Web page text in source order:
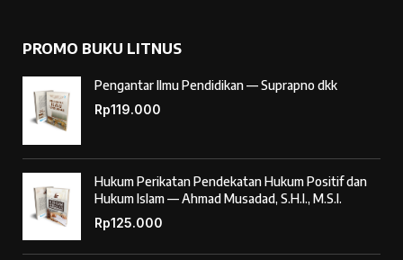
PROMO BUKU LITNUS
Pengantar Ilmu Pendidikan — Suprapno dkk
Rp119.000
Hukum Perikatan Pendekatan Hukum Positif dan
Hukum Islam — Ahmad Musadad, S.H.I., M.S.I.
Rp125.000